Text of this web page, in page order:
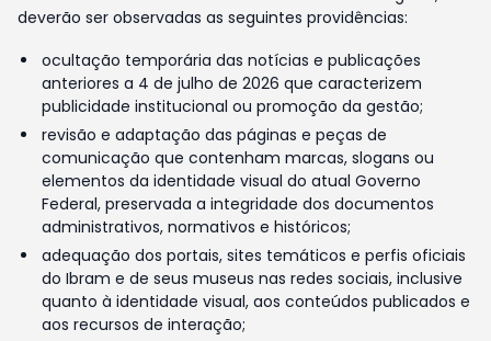
deverão ser observadas as seguintes providências:
ocultação temporária das notícias e publicações
anteriores a 4 de julho de 2026 que caracterizem
publicidade institucional ou promoção da gestão;
revisão e adaptação das páginas e peças de
comunicação que contenham marcas, slogans ou
elementos da identidade visual do atual Governo
Federal, preservada a integridade dos documentos
administrativos, normativos e históricos;
adequação dos portais, sites temáticos e perfis oficiais
do Ibram e de seus museus nas redes sociais, inclusive
quanto à identidade visual, aos conteúdos publicados e
aos recursos de interação;